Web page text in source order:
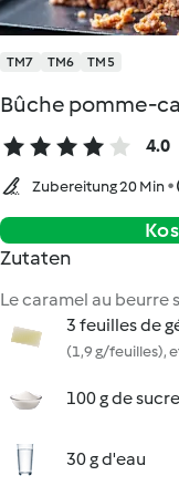
TM7 TM6 TM5
Bûche pomme-
4.0
Zubereitung 20 Min
Zutaten
Le caramel au beurre
3 feuilles de
(1,9 g/feuilles),
100 g de
30 g d'eau